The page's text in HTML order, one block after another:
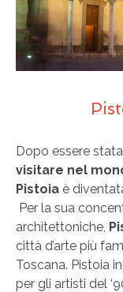
Dopo essere
visitare nel
Pistoia è
Per la sua
architettoniche,
città d’arte più
Toscana. Pistoia
per gli artisti del